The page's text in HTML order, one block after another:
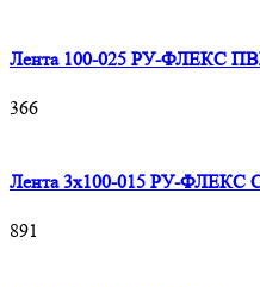
Лента 100-025 РУ-ФЛЕКС
366
Лента 3х100-015 РУ-ФЛЕКС
891